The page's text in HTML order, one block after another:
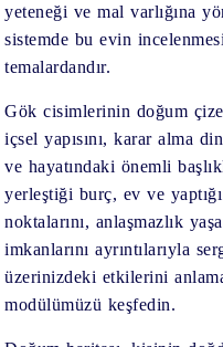
yeteneği ve mal varlığına
sistemde bu evin
temalardandır.
Gök cisimlerinin doğum
içsel yapısını, karar alma
ve hayatındaki önemli
yerleştiği burç, ev ve
noktalarını, anlaşmazlık
imkanlarını ayrıntılarıyla
üzerinizdeki etkilerini
modülümüzü keşfedin.